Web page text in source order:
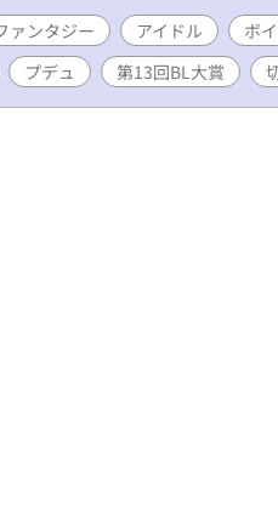
ーディション。 2人は
末に――。 水のように
い。 才能と感情が共鳴
青春BL。 魂の絆は、
ァンタジー アイドル ボ
プデュ 第13回BL大賞